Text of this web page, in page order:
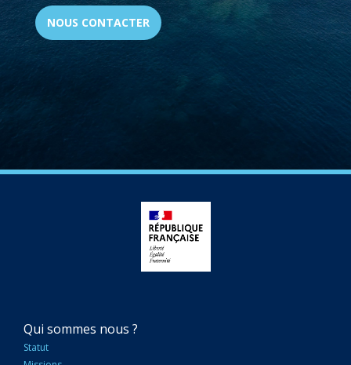
NOUS CONTACTER
NAVIGATION
PRINCIPALE
Qui sommes nous ?
Statut